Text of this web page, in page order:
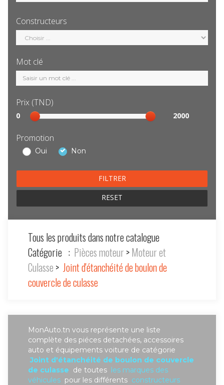
Constructeurs
Sélection
constructeur
Mot clé
Mot
clé
Prix (TND)
Sélection
prix
0 2000
Promotion
Oui Non
RESET
Tous les produits dans notre catalogue
Catégorie : Pièces moteur >Moteur et
Culasse > Joint d'étanchéité de boulon de
couvercle de culasse
MonAuto.tn vous représente une liste
complète des piéces detachées, accessoires
auto et équipements voiture de catégorie
Joint d'étanchéité de boulon de couvercle
de culasse de toutes les marques des
véhicules pour les différents constructeurs